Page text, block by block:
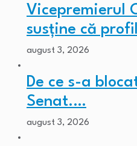
Vicepremierul
susține că
august 3, 2026
De ce s-a
Senat.…
august 3, 2026